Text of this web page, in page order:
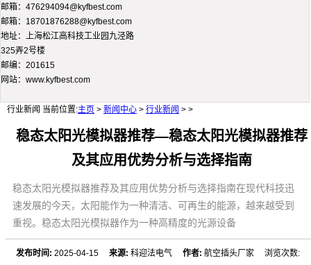
邮箱：476294094@kyfbest.com
邮箱：18701876288@kyfbest.com
地址：上海松江高科技工业园九泾路
325弄2号楼
邮编：201615
网站：www.kyfbest.com
行业新闻 当前位置:主页 > 新闻中心 > 行业新闻 > >
稳态太阳光模拟器推荐—稳态太阳光模拟器推荐
及其应用优势分析与选择指南
稳态太阳光模拟器推荐及其应用优势分析与选择指南在现代科技迅
速发展的今天，太阳能作为一种清洁、可再生的能源，越来越受到
重视。稳态太阳光模拟器作为一种高精度的光源设备
发布时间: 2025-04-15来源: 科迎法电气作者: 航空插头厂家 浏览次数: